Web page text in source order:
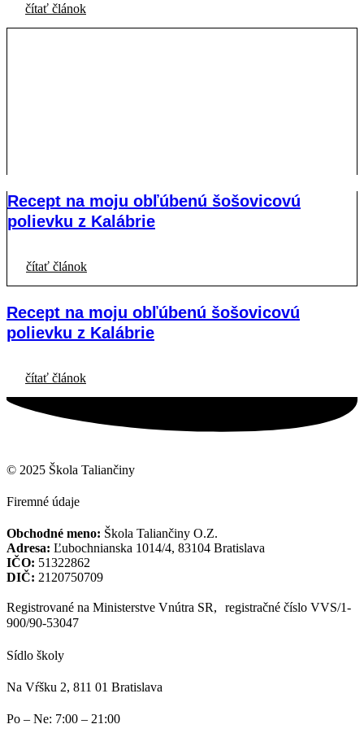
čítať článok
Recept na moju obľúbenú šošovicovú
polievku z Kalábrie
čítať článok
Recept na moju obľúbenú šošovicovú
polievku z Kalábrie
čítať článok
© 2025 Škola Taliančiny
Firemné údaje
Obchodné meno: Škola Taliančiny O.Z.
Adresa: Ľubochnianska 1014/4, 83104 Bratislava
IČO: 51322862
DIČ: 2120750709
Registrované na Ministerstve Vnútra SR, registračné číslo VVS/1-
900/90-53047
Sídlo školy
Na Vŕšku 2, 811 01 Bratislava
Po – Ne: 7:00 – 21:00